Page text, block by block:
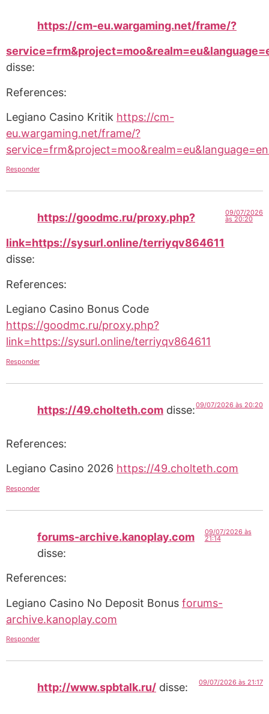
https://cm-eu.wargaming.net/frame/?
disse:
References:
Legiano Casino Kritik https://cm-
eu.wargaming.net/frame/?
Responder
https://goodmc.ru/proxy.php?
link=https://sysurl.online/terriyqv864611
disse:
09/07/2026
às 20:20
References:
Legiano Casino Bonus Code
https://goodmc.ru/proxy.php?
link=https://sysurl.online/terriyqv864611
Responder
https://49.cholteth.com disse:09/07/2026 às 20:20
References:
Legiano Casino 2026 https://49.cholteth.com
Responder
forums-archive.kanoplay.com
disse:
09/07/2026 às
21:14
References:
Legiano Casino No Deposit Bonus forums-
archive.kanoplay.com
Responder
http://www.spbtalk.ru/ disse: 09/07/2026 às 21:17